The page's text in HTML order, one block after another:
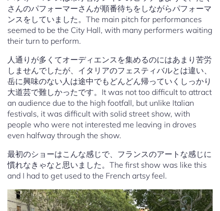
さんのパフォーマーさんが順番待ちをしながらパフォーマ
ンスをしていました。The main pitch for performances
seemed to be the City Hall, with many performers waiting
their turn to perform.
人通りが多くてオーディエンスを集めるのにはあまり苦労
しませんでしたが、イタリアのフェスティバルとは違い、
岳に興味のない人は途中でもどんどん帰っていくしっかり
大道芸で難しかったです。It was not too difficult to attract
an audience due to the high footfall, but unlike Italian
festivals, it was difficult with solid street show, with
people who were not interested me leaving in droves
even halfway through the show.
最初のショーはこんな感じで、フランスのアートな感じに
慣れなきゃなと思いました。The first show was like this
and I had to get used to the French artsy feel.